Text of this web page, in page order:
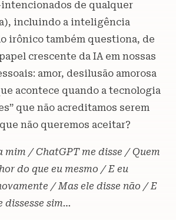
de qualquer
incluindo a inteligência
irônico também questiona, de
crescente da IA ​​em nossas
amor, desilusão amorosa
acontece quando a tecnologia
que não acreditamos serem
não queremos aceitar?
mim / ChatGPT me disse / Quem
do que eu mesmo / E eu
/ Mas ele disse não / E
dissesse sim…